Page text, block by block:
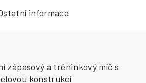
informace
zápasový a tréninkový míč s
konstrukcí